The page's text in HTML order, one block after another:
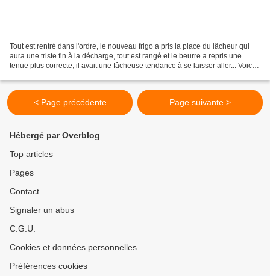
Tout est rentré dans l'ordre, le nouveau frigo a pris la place du lâcheur qui
aura une triste fin à la décharge, tout est rangé et le beurre a repris une
tenue plus correcte, il avait une fâcheuse tendance à se laisser aller... Voici
< Page précédente Page suivante >
Hébergé par Overblog
Top articles
Pages
Contact
Signaler un abus
C.G.U.
Cookies et données personnelles
Préférences cookies